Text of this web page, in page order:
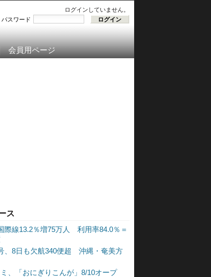
ログインしていません。
パスワード
会員用ページ
ス
際線13.2％増75万人 利用率84.0％＝
、8日も欠航340便超 沖縄・奄美方
、「おにぎりこんが」8/10オープ